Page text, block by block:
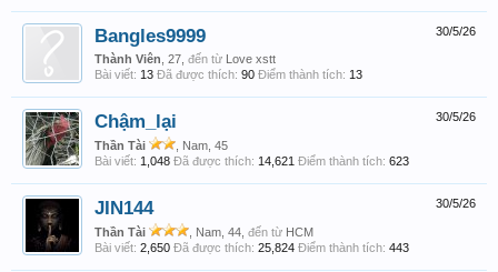
30/5/26
Bangles9999
Thành Viên , 27, đến từ Love xstt
Bài viết: 13 Đã được thích: 90 Điểm thành tích: 13
30/5/26
Chậm_lại
Thần Tài
, Nam, 45
Bài viết: 1,048 Đã được thích: 14,621 Điểm thành tích: 623
30/5/26
JIN144
Thần Tài , Nam, 44, đến từ HCM
Bài viết: 2,650 Đã được thích: 25,824 Điểm thành tích: 443